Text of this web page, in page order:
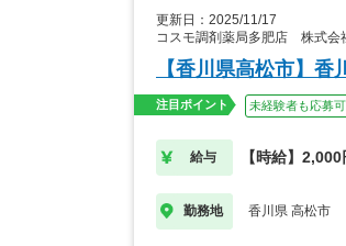
更新日：2025/11/17
コスモ調剤薬局多肥店 株式会
【香川県高松市】
注目ポイント 未経験者も応募
給与 【時給】
勤務地 香川県 高松市